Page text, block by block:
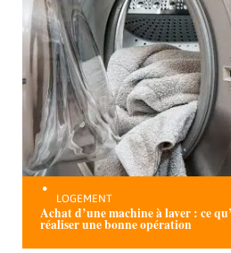
LOGEMENT
Achat d’une machine à laver : ce
réaliser une bonne opération